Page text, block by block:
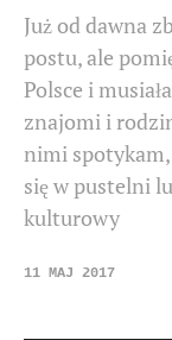
Już od dawna
postu, ale
Polsce i
znajomi i
nimi
się w pustelni
kulturowy
11 MAJ 2017